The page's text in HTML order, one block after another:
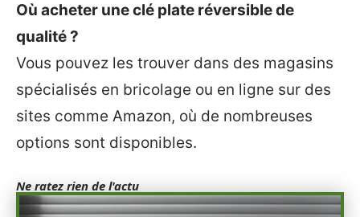
Où acheter une clé plate réversible de
qualité ?
Vous pouvez les trouver dans des magasins
spécialisés en bricolage ou en ligne sur des
sites comme Amazon, où de nombreuses
options sont disponibles.
Ne ratez rien de l'actu